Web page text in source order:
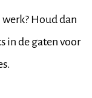
Houd dan
in de gaten voor